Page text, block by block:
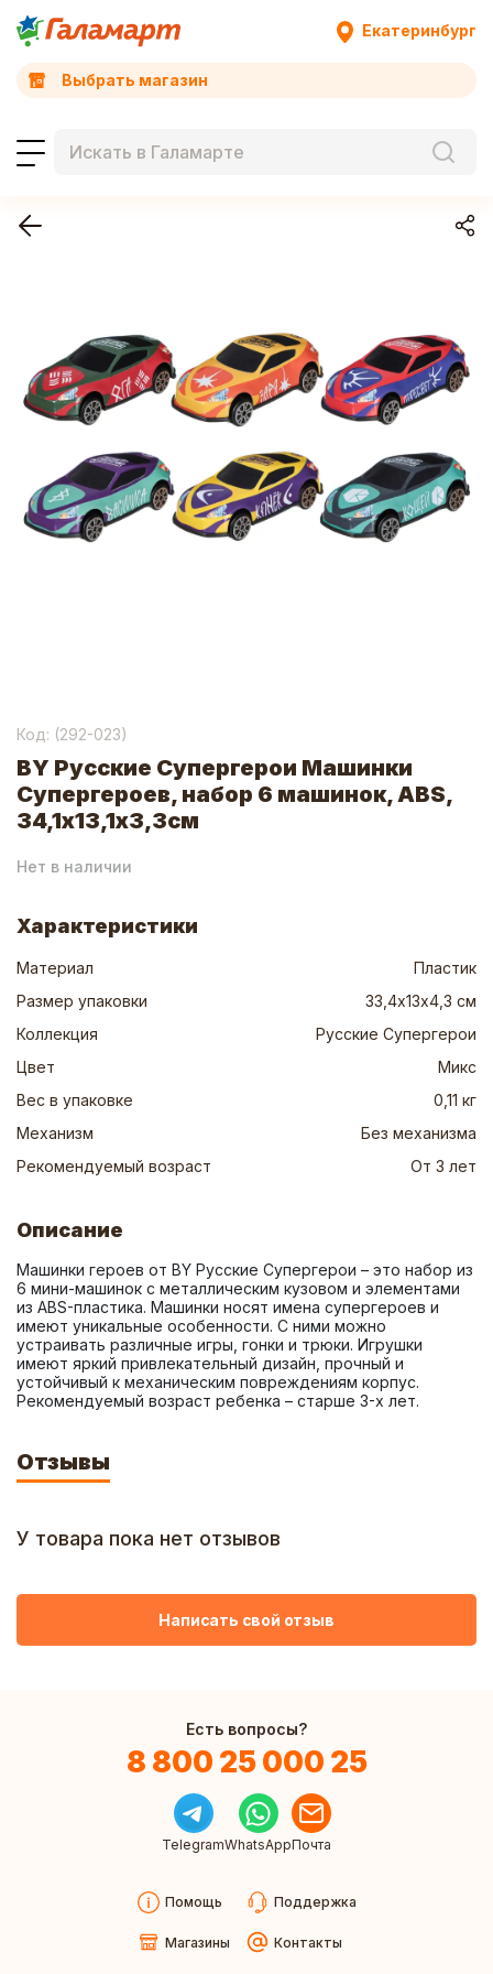
Екатеринбург
Выбрать магазин
Код: (292-023)
BY Русские Супергерои Машинки
Супергероев, набор 6 машинок, ABS,
34,1х13,1х3,3см
Нет в наличии
Характеристики
Материал
Пластик
Размер упаковки
33,4х13х4,3 см
Коллекция
Русские Супергерои
Цвет
Микс
Вес в упаковке
0,11 кг
Механизм
Без механизма
Рекомендуемый возраст
От 3 лет
Описание
Машинки героев от BY Русские Супергерои – это набор из
6 мини-машинок с металлическим кузовом и элементами
из ABS-пластика. Машинки носят имена супергероев и
имеют уникальные особенности. С ними можно
устраивать различные игры, гонки и трюки. Игрушки
имеют яркий привлекательный дизайн, прочный и
устойчивый к механическим повреждениям корпус.
Рекомендуемый возраст ребенка – старше 3-х лет.
Отзывы
У товара пока нет отзывов
Написать свой отзыв
Есть вопросы?
8 800 25 000 25
TelegramWhatsAppПочта
Помощь Поддержка
Магазины Контакты